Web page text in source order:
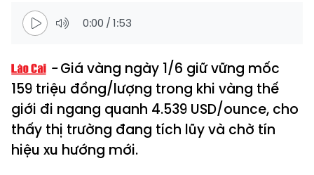
0:00 /1:53
Giá vàng ngày 1/6 giữ vững mốc
159 triệu đồng/lượng trong khi vàng thế
giới đi ngang quanh 4.539 USD/ounce, cho
thấy thị trường đang tích lũy và chờ tín
hiệu xu hướng mới.